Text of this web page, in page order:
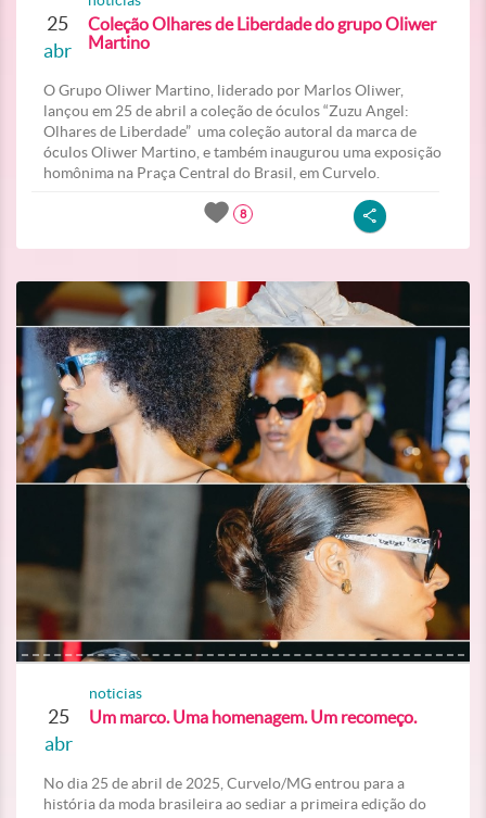
25
abr
Coleção Olhares de Liberdade do grupo Oliwer
Martino
O Grupo Oliwer Martino, liderado por Marlos Oliwer,
lançou em 25 de abril a coleção de óculos “Zuzu Angel:
Olhares de Liberdade” uma coleção autoral da marca de
óculos Oliwer Martino, e também inaugurou uma exposição
homônima na Praça Central do Brasil, em Curvelo.
8
25
abr
noticias
Um marco. Uma homenagem. Um recomeço.
No dia 25 de abril de 2025, Curvelo/MG entrou para a
história da moda brasileira ao sediar a primeira edição do